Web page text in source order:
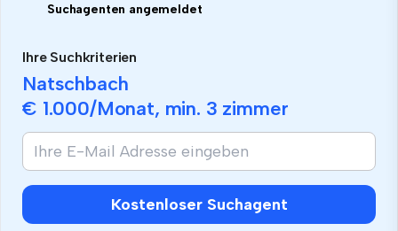
Suchagenten angemeldet
Ihre Suchkriterien
Natschbach
€ 1.000/Monat, min. 3 zimmer
Kostenloser Suchagent